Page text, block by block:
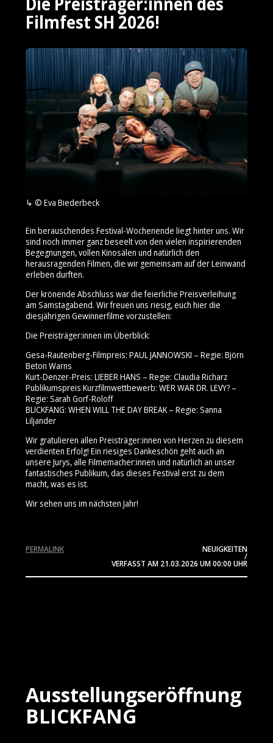
Filmfest SH 2026!
© Eva Biederbeck
Ein berauschendes Festival-Wochenende liegt hinter uns. Wir
sind noch immer ganz beseelt von den vielen inspirierenden
Begegnungen, vollen Kinosälen und natürlich den
herausragenden Filmen, die wir gemeinsam auf der Leinwand
erleben durften.
Der krönende Abschluss war die feierliche Preisverleihung
am Samstagabend. Wir freuen uns riesig, euch hier die
diesjährigen Gewinnerfilme vorzustellen:
Die Preisträger:innen im Überblick:
Gesa-Rautenberg-Filmpreis: PAUL JANNOWSKI – Regie: Björn
Beton Warns
Kurt-Denzer-Preis: LIEBER HANS – Regie: Claudia Richarz
Publikumspreis Kurzfilmwettbewerb: WER WAR DR. LEVY? –
Regie: Sarah Gorf-Roloff
BLICKFANG: WHEN WILL THE DAY BREAK – Regie: Sanna
Liljander
Wir gratulieren allen Preisträger:innen von Herzen zu diesem
verdienten Erfolg! Ein riesiges Dankeschön geht auch an
unsere Jurys, alle Filmemacher:innen und natürlich an unser
fantastisches Publikum, das dieses Festival erst zu dem
macht, was es ist.
Wir sehen uns im nächsten Jahr!
NEUIGKEITEN
/
VERFASST AM 21.03.2026 UM 00:00 UHR
PERMALINK
Ausstellungseröffnung
BLICKFANG